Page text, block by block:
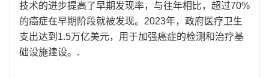
技术的进步提高了早期发现率，与往年相比，超过70%
的癌症在早期阶段就被发现。2023年，政府医疗卫生
支出达到1.5万亿美元，用于加强癌症的检测和治疗基
础设施建设。.